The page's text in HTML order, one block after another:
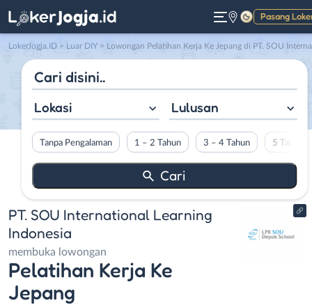
Pasang
Gelap
LokerJogja.ID > Luar DIY > Lowongan Pelatihan Kerja Ke Jepang di PT. SOU International Learning Indonesia
Lokasi Lulusan
Tanpa Pengalaman 1 – 2 Tahun 3 – 4 Tahun 5 Tahun
PT. SOU International Learning
Indonesia
membuka lowongan
Pelatihan Kerja Ke
Jepang